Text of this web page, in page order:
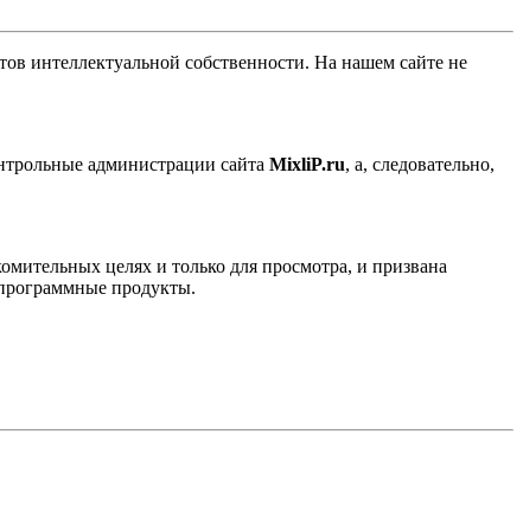
интеллектуальной собственности. На нашем сайте не
администрации сайта MixliP.ru, а, следовательно,
целях и только для просмотра, и призвана
продукты.